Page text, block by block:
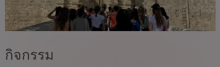
กิจกรรม